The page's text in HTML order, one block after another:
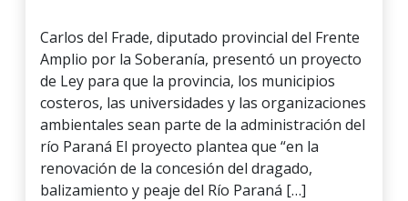
Carlos del Frade, diputado provincial del Frente
Amplio por la Soberanía, presentó un proyecto
de Ley para que la provincia, los municipios
costeros, las universidades y las organizaciones
ambientales sean parte de la administración del
río Paraná El proyecto plantea que “en la
renovación de la concesión del dragado,
balizamiento y peaje del Río Paraná […]